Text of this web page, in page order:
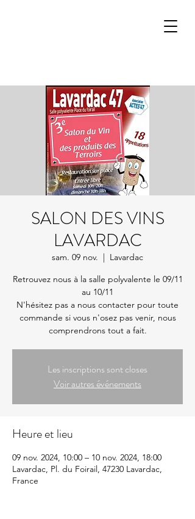
SALON DES VINS
LAVARDAC
sam. 09 nov.
  |
Lavardac
Retrouvez nous à la salle polyvalente le 09/11
au 10/11
N'hésitez pas a nous contacter pour toute
commande si vous n'osez pas venir, nous
comprendrons tout a fait.
Les inscriptions sont closes
Voir autres événements
Heure et lieu
09 nov. 2024, 10:00 – 10 nov. 2024, 18:00
Lavardac, Pl. du Foirail, 47230 Lavardac,
France